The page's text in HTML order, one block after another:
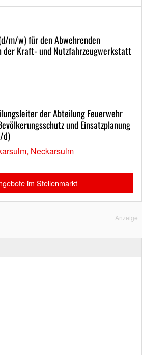
m/w) für den Abwehrenden
der Kraft- und Nutzfahrzeugwerkstatt
der Abteilung Feuerwehr
und Einsatzplanung
d)
Neckarsulm
im Stellenmarkt
Anzeige